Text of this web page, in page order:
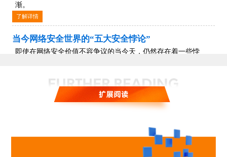
渐。
了解详情
当今网络安全世界的“五大安全悖论”
即使在网络安全价值不容争议的当今天，仍然存在着一些悖
零信任“加持”的背后，统一数据保护平台“再进化”
企业安全边界不断被各种新技术打破，过去基于边界的「安全